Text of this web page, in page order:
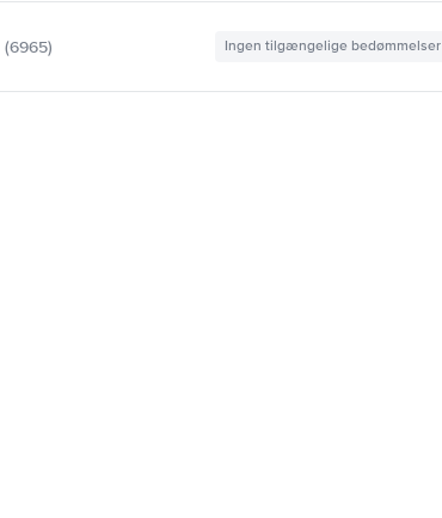
(6965) Ingen tilgængelige bedømmelser